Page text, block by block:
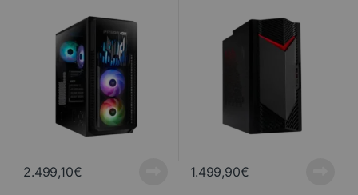
16 Go – 32 Go DDR5 – SSD 2 To
2.499,10€ 1.499,90€